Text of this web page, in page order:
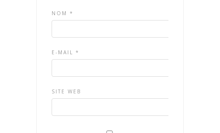
NOM *
E-MAIL *
SITE WEB